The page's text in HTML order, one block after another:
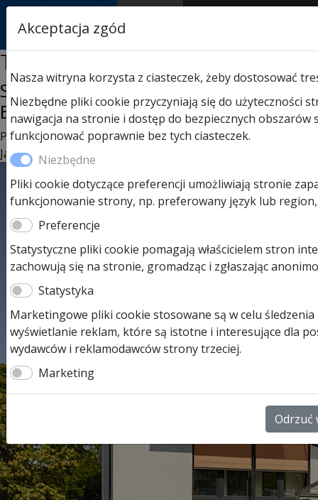
AUTORYZOWANY
PARTNER & SERWIS
Tag:
Szlabany Parkingowe Hörmann:
Bezpieczna Enklawa Dla Twoich Dzieci
Posted on26 września 2023 26 września 2023by
Jarzynowska
Akceptacja zgód
Nasza witryna korzysta z ciasteczek, żeby dostosować
Niezbędne pliki cookie przyczyniają się do użyteczności
nawigacja na stronie i dostęp do bezpiecznych
funkcjonować poprawnie bez tych ciasteczek.
Niezbędne
Pliki cookie dotyczące preferencji umożliwiają stronie
funkcjonowanie strony, np. preferowany język lub
Preferencje
Statystyczne pliki cookie pomagają właścicielem stron
zachowują się na stronie, gromadząc i zgłaszając
Statystyka
Marketingowe pliki cookie stosowane są w celu
wyświetlanie reklam, które są istotne i interesujące dla
wydawców i reklamodawców strony trzeciej.
Marketing
Odrzuć